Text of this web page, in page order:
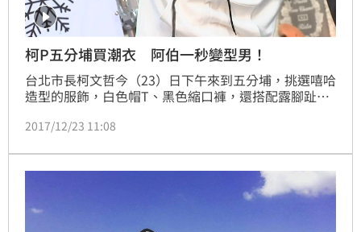
柯P五分埔買潮衣 阿伯一秒變型男！
台北市長柯文哲今（23）日下午來到五分埔，挑選嘻哈
造型的服飾，白色帽T、黑色縮口褲，還搭配露腳趾的
到3千元，直呼很划算！
2017/12/23 11:08